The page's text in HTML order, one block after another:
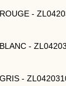
-
-
-